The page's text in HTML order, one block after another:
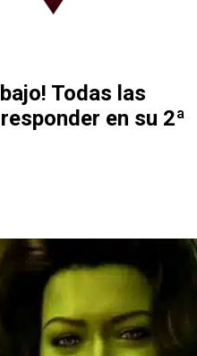
Todas las
en su 2ª